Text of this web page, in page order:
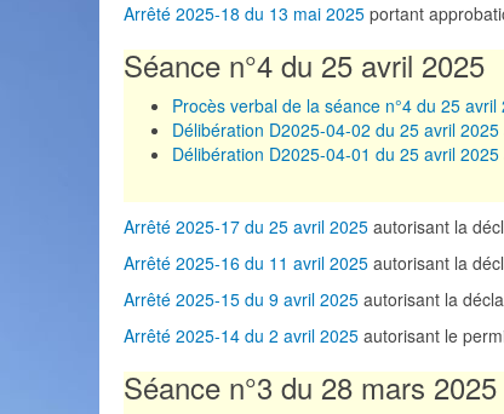
Arrêté 2025-18 du 13 mai 2025 portant
Séance n°4 du 25 avril 2025
Procès verbal de la séance n°4 du 25 avril
Délibération D2025-04-02 du 25 avril 2025
Délibération D2025-04-01 du 25 avril 2025
Arrêté 2025-17 du 25 avril 2025 autorisant la
Arrêté 2025-16 du 11 avril 2025 autorisant la
Arrêté 2025-15 du 9 avril 2025 autorisant la
Arrêté 2025-14 du 2 avril 2025 autorisant le
Séance n°3 du 28 mars 2025